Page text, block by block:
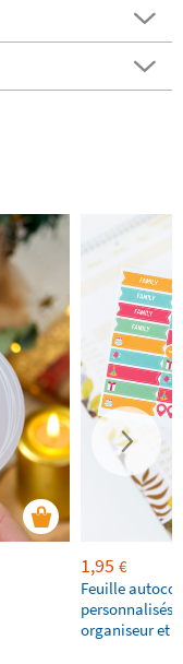
1,95 €
Feuille
personnalisés
organiseur et